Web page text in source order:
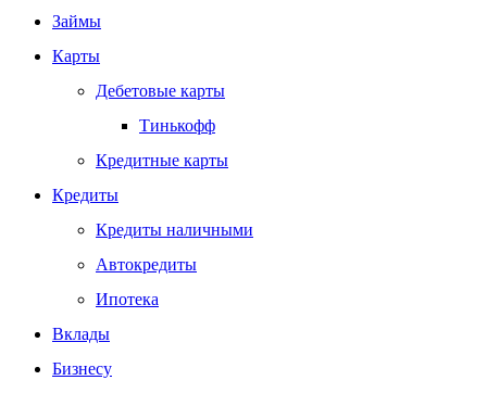
Займы
Карты
Дебетовые карты
Тинькофф
Кредитные карты
Кредиты
Кредиты наличными
Автокредиты
Ипотека
Вклады
Бизнесу